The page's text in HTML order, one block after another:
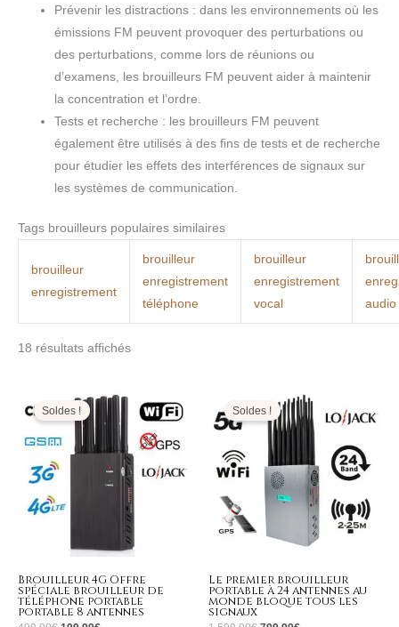
Prévenir les distractions : dans les environnements où les
émissions FM peuvent provoquer des perturbations ou
des perturbations, comme lors de réunions ou
d’examens, les brouilleurs FM peuvent aider à maintenir
la concentration et l’ordre.
Tests et recherche : les brouilleurs FM peuvent
également être utilisés à des fins de tests et de recherche
pour étudier les effets des interférences de signaux sur
les systèmes de communication.
Tags brouilleurs populaires similaires
brouilleur
enregistrement
brouilleur
enregistrement
téléphone
brouilleur
enregistrement
vocal
audio
18 résultats affichés
Soldes !
Brouilleur 4G Offre
spéciale brouilleur de
téléphone portable
portable 8 antennes
prix
initial
était :
499,00€.
prix
actuel
est :
199,99€.
Soldes !
Le premier brouilleur
portable à 24 antennes au
monde bloque tous les
signaux
initial
était :
1.599,00€.
prix
actuel
est :
799,99€.